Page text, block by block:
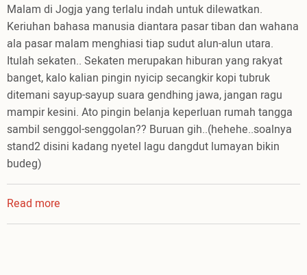
Malam di Jogja yang terlalu indah untuk dilewatkan.
Keriuhan bahasa manusia diantara pasar tiban dan wahana
ala pasar malam menghiasi tiap sudut alun-alun utara.
Itulah sekaten.. Sekaten merupakan hiburan yang rakyat
banget, kalo kalian pingin nyicip secangkir kopi tubruk
ditemani sayup-sayup suara gendhing jawa, jangan ragu
mampir kesini. Ato pingin belanja keperluan rumah tangga
sambil senggol-senggolan?? Buruan gih..(hehehe..soalnya
stand2 disini kadang nyetel lagu dangdut lumayan bikin
budeg)
Read more
mengikuti